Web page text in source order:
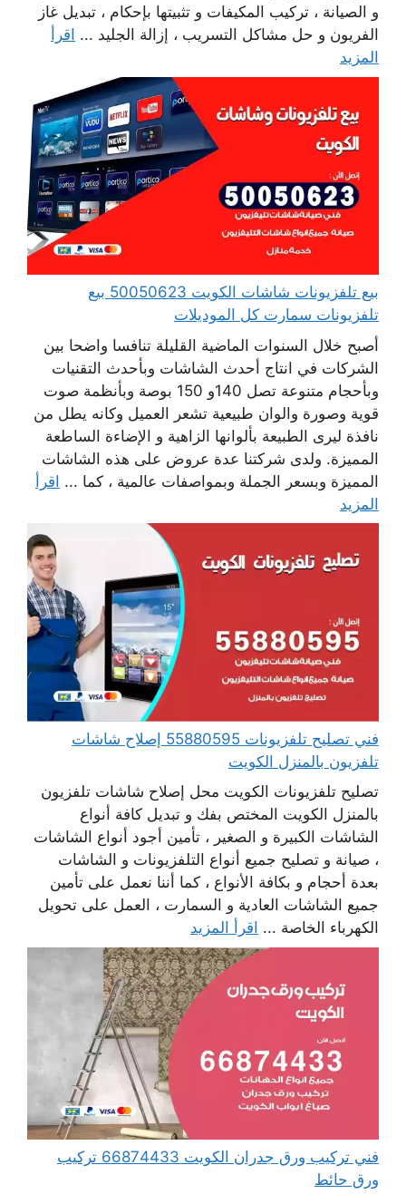
و الصيانة ، تركيب المكيفات و تثبيتها بإحكام ، تبديل غاز
الفريون و حل مشاكل التسريب ، إزالة الجليد ... اقرأ
المزيد
بيع تلفزيونات شاشات الكويت 50050623 بيع
تلفزيونات سمارت كل الموديلات
أصبح خلال السنوات الماضية القليلة تنافسا واضحا بين
الشركات في انتاج أحدث الشاشات وبأحدث التقنيات
وبأحجام متنوعة تصل 140و 150 بوصة وبأنظمة صوت
قوية وصورة والوان طبيعية تشعر العميل وكانه يطل من
نافذة ليرى الطبيعة بألوانها الزاهية و الإضاءة الساطعة
المميزة. ولدى شركتنا عدة عروض على هذه الشاشات
المميزة وبسعر الجملة وبمواصفات عالمية ، كما ... اقرأ
المزيد
فني تصليح تلفزيونات 55880595 إصلاح شاشات
تلفزيون بالمنزل الكويت
تصليح تلفزيونات الكويت محل إصلاح شاشات تلفزيون
بالمنزل الكويت المختص بفك و تبديل كافة أنواع
الشاشات الكبيرة و الصغير ، تأمين أجود أنواع الشاشات
، صيانة و تصليح جميع أنواع التلفزيونات و الشاشات
بعدة أحجام و بكافة الأنواع ، كما أننا نعمل على تأمين
جميع الشاشات العادية و السمارت ، العمل على تحويل
الكهرباء الخاصة ... اقرأ المزيد
فني تركيب ورق جدران الكويت 66874433 تركيب
ورق حائط